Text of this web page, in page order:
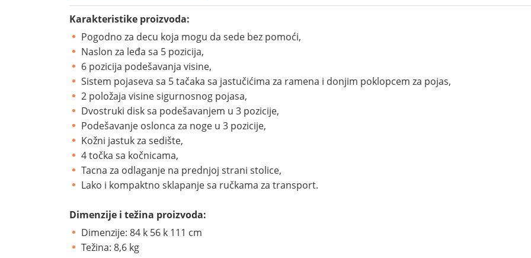
Karakteristike proizvoda:
Pogodno za decu koja mogu da sede bez pomoći,
Naslon za leđa sa 5 pozicija,
6 pozicija podešavanja visine,
Sistem pojaseva sa 5 tačaka sa jastučićima za ramena i donjim poklopcem za pojas,
2 položaja visine sigurnosnog pojasa,
Dvostruki disk sa podešavanjem u 3 pozicije,
Podešavanje oslonca za noge u 3 pozicije,
Kožni jastuk za sedište,
4 točka sa kočnicama,
Tacna za odlaganje na prednjoj strani stolice,
Lako i kompaktno sklapanje sa ručkama za transport.
Dimenzije i težina proizvoda:
Dimenzije: 84 k 56 k 111 cm
Težina: 8,6 kg